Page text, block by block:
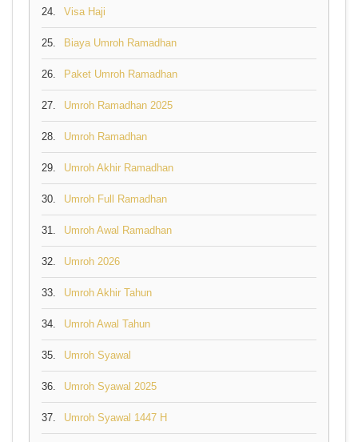
24. Visa Haji
25. Biaya Umroh Ramadhan
26. Paket Umroh Ramadhan
27. Umroh Ramadhan 2025
28. Umroh Ramadhan
29. Umroh Akhir Ramadhan
30. Umroh Full Ramadhan
31. Umroh Awal Ramadhan
32. Umroh 2026
33. Umroh Akhir Tahun
34. Umroh Awal Tahun
35. Umroh Syawal
36. Umroh Syawal 2025
37. Umroh Syawal 1447 H